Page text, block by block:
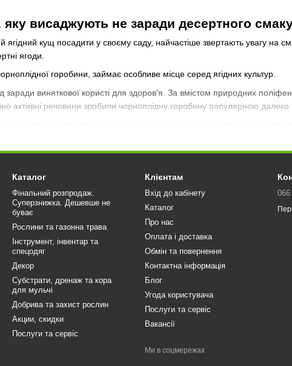
висаджують не заради десертного
кущ посадити у своєму саду, найчастіше звертають увагу на
ягоди.
горобини, займає особливе місце серед ягідних культур.
заради виняткової користі для здоров'я. За вмістом природних
активні речовини зробили чорноплідну горобину популярною
посадити аронію
природних антиоксидантів серед
горобини — надзвичайно високий вміст поліфенолів та антоціанів.
від оксидативного стресу;
здоров'я серцево-судинної системи;
організму.
аронія заслужено вважається однією з найкорисніших ягід для
ягодам.
Каталог
Фінальний розпродаж.
Суперзнижка. Дешевше не
буває
Рослини та газонна трава
Інструмент, інвентар та
спецодяг
Декор
Субстрати, дренаж та кора
для мульчі
Добрива та захист рослин
Акции, скидки
Послуги та сервіс
Клієнтам
Вхід до кабінету
Каталог
Про нас
Оплата і доставка
Обмін та повернення
Контактна інформація
Блог
Угода користувача
Послуги та сервіс
Вакансії
Ми в соцмережах
066